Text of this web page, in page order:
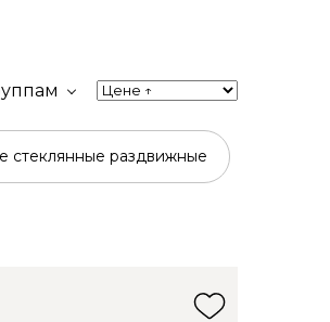
стеклянные раздвижные